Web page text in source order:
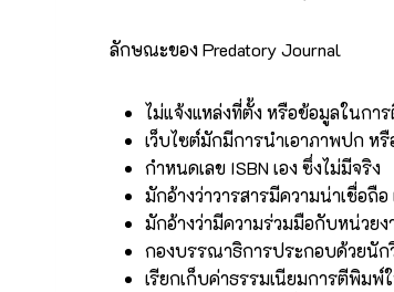
ลักษณะของ Predatory Journal
ไม่แจ้งแหล่งที่ตั้ง หรือข้อมูลในกา
เว็บไซต์มักมีการนำเอาภาพปก ห
กำหนดเลข ISBN เอง ซึ่งไม่มีจริง
มักอ้างว่าวารสารมีความน่าเชื่อ
มักอ้างว่ามีความร่วมมือกับหน่วย
กองบรรณาธิการประกอบด้วยนัก
เรียกเก็บค่าธรรมเนียมการตีพิมพ์